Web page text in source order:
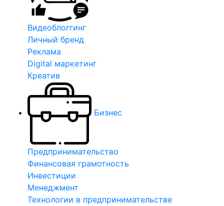
Видеоблоггинг
Личный бренд
Реклама
Digital маркетинг
Креатив
Бизнес
Предпринимательство
Финансовая грамотность
Инвестиции
Менеджмент
Технологии в предпринимательстве